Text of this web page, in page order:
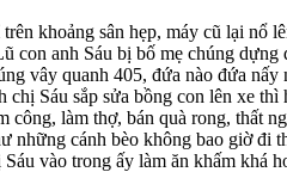
khoảng sân hẹp, máy cũ lại nổ
con anh Sáu bị bố mẹ chúng
vây quanh 405, đứa nào đứa
chị Sáu sắp sửa bồng con lên xe
công, làm thợ, bán quà rong, thất
những cánh bèo không bao giờ đi
vào trong ấy làm ăn khấm khá